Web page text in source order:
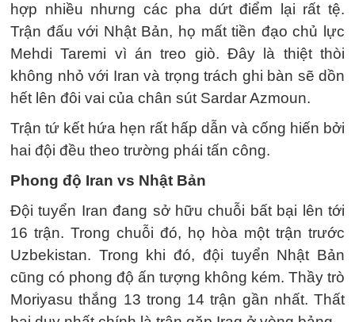
hợp nhiều nhưng các pha dứt điểm lại rất tệ.
Trận đấu với Nhật Bản, họ mất tiền đạo chủ lực
Mehdi Taremi vì án treo giò. Đây là thiệt thòi
không nhỏ với Iran và trọng trách ghi bàn sẽ dồn
hết lên đôi vai của chân sút Sardar Azmoun.
Trận tứ kết hứa hẹn rất hấp dẫn và cống hiến bởi
hai đội đều theo trường phái tấn công.
Phong độ Iran vs Nhật Bản
Đội tuyển Iran đang sở hữu chuỗi bất bại lên tới
16 trận. Trong chuỗi đó, họ hòa một trận trước
Uzbekistan. Trong khi đó, đội tuyển Nhật Bản
cũng có phong độ ấn tượng không kém. Thầy trò
Moriyasu thắng 13 trong 14 trận gần nhất. Thất